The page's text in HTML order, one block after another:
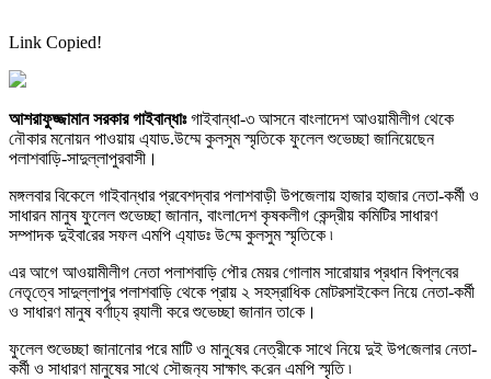
Link Copied!
আশরাফুজ্জামান সরকার গাইবান্ধাঃগাইবান্ধা-৩ আসনে বাংলাদেশ আওয়ামীলীগ থেকে
নৌকার মনোয়ন পাওয়ায় এ্যাড.উম্মে কুলসুম স্মৃতিকে ফুলেল শুভেচ্ছা জানিয়েছেন
পলাশবা‌ড়ি-সাদুল্লাপুরবাসী।
মঙ্গলবার বিকেলে গাইবান্ধার প্রবেশদ্বার পলাশবাড়ী উপজেলায় হাজার হাজার নেতা-কর্মী ও
সাধারন মানুষ ফুলেল শুভেচ্ছা জানান, বাংলা‌দেশ কৃষকলীগ কেন্দ্রীয় ক‌মি‌টির সাধারণ
সম্পাদক দুইবা‌রের সফল এম‌পি এ‌্যাডঃ উ‌ম্মে কুলসুম স্মৃ‌তিকে ৷
এর আগে আওয়ামীলীগ নেতা পলাশবা‌ড়ি পৌর মেয়র গোলাম স‌ারোয়ার প্রধান বিপ্ল‌বের
নেতৃ‌ত্বে সাদুল্লাপুর পলাশবা‌ড়ি থেকে প্রায় ২ সহস্রাধিক মোটরসাইকেল নিয়ে নেতা-কর্মী
ও সাধারণ মানুষ বর্ণাঢ্য র‌্যালী করে শুভেচ্ছা জানান তা‌কে।
ফুলেল শুভেচ্ছা জানানোর পরে মা‌টি ও মানু‌ষের নেত্রীকে সাথে নিয়ে দুই উপ‌জেলার নেতা-
কর্মী ও সাধারণ মানুষের সা‌থে সৌজন‌্য সাক্ষাৎ ক‌রেন এমপি স্মৃতি ৷